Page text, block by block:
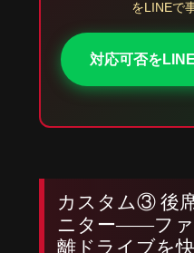
をLINEで
対応可否を
カスタム③ 後
ニター——ファ
離ドライブを